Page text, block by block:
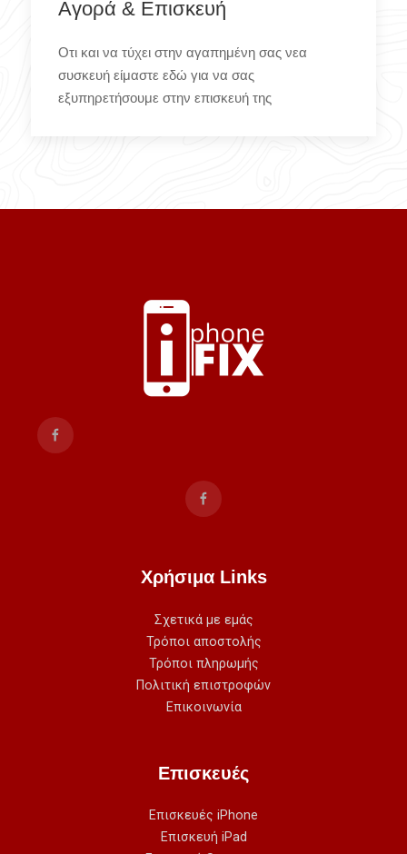
Αγορά & Επισκευή
Οτι και να τύχει στην αγαπημένη σας νεα
συσκευή είμαστε εδώ για να σας
εξυπηρετήσουμε στην επισκευή της
Χρήσιμα Links
Σχετικά με εμάς
Τρόποι αποστολής
Τρόποι πληρωμής
Πολιτική επιστροφών
Επικοινωνία
Επισκευές
Επισκευές iPhone
Επισκευή iPad